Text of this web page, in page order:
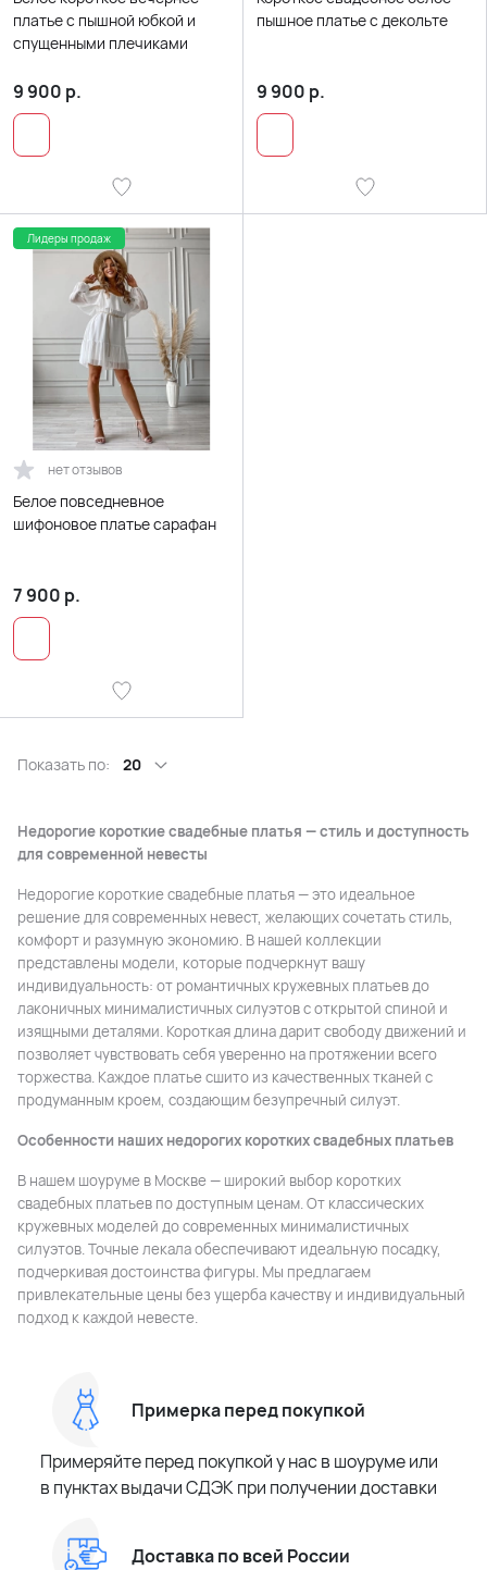
платье с пышной юбкой и
спущенными плечиками
9 900 р.
пышное платье с декольте
9 900 р.
Лидеры продаж
нет отзывов
Белое повседневное
шифоновое платье сарафан
7 900 р.
Показать по: 20
Недорогие короткие свадебные платья — стиль и доступность
для современной невесты
Недорогие короткие свадебные платья — это идеальное
решение для современных невест, желающих сочетать стиль,
комфорт и разумную экономию. В нашей коллекции
представлены модели, которые подчеркнут вашу
индивидуальность: от романтичных кружевных платьев до
лаконичных минималистичных силуэтов с открытой спиной и
изящными деталями. Короткая длина дарит свободу движений и
позволяет чувствовать себя уверенно на протяжении всего
торжества. Каждое платье сшито из качественных тканей с
продуманным кроем, создающим безупречный силуэт.
Особенности наших недорогих коротких свадебных платьев
В нашем шоуруме в Москве — широкий выбор коротких
свадебных платьев по доступным ценам. От классических
кружевных моделей до современных минималистичных
силуэтов. Точные лекала обеспечивают идеальную посадку,
подчеркивая достоинства фигуры. Мы предлагаем
привлекательные цены без ущерба качеству и индивидуальный
подход к каждой невесте.
Примерка перед покупкой
Примеряйте перед покупкой у нас в шоуруме или
в пунктах выдачи СДЭК при получении доставки
Доставка по всей России